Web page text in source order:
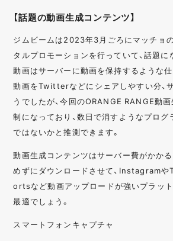
【話題の動画生成コンテンツ】
ジムビームは2023年3月ごろにマッチョ
タルプロモーションを行っていて、話題に
動画はサーバーに動画を保持するような仕
動画をTwitterなどにシェアしやすい分、
うでしたが、今回のORANGE RANGE動
制になっており、数日で消すようなプロ
ではないかと推測できます。
動画生成コンテンツはサーバー費がかか
めずにダウンロードさせて、Instagram
ortsなど動画アップロードが強いプラッ
最適でしょう。
スマートフォンキャプチャ